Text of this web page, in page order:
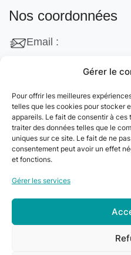
Gérer le
Pour offrir les meilleures
telles que les cookies pour stocker
appareils. Le fait de consentir à
traiter des données telles que le
uniques sur ce site. Le fait de ne
consentement peut avoir un effet
et fonctions.
Gérer les services
Nos coordonnées
Email :
132 Rue Edouard Vaillant,
Téléphone :
+33 06 22 09 56 53
+33 06 24 78 76 77
Clean&Go.